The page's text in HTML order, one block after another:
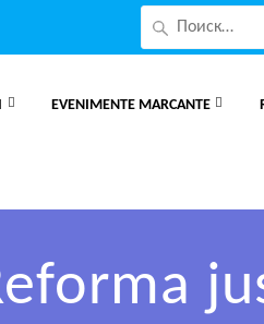
EVENIMENTE MARCANTE